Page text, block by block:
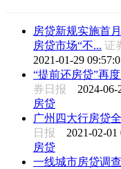
房贷新规实施首
房贷市场“不... 证
2021-01-29
“提前还房贷”再
券日报 2024-06-
房贷
广州四大行房贷
日报 2021-02-01
房贷
一线城市房贷调